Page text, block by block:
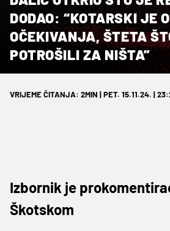
DODAO: “KOTARSKI JE
OČEKIVANJA, ŠTETA
POTROŠILI ZA NIŠTA”
VRIJEME ČITANJA: 2MIN | PET. 15.11.24. |
Izbornik je
Škotskom